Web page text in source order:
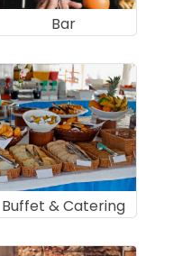
Bar
Buffet & Catering